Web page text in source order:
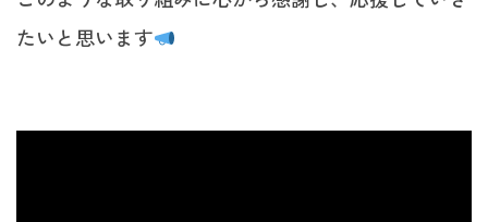
たいと思います